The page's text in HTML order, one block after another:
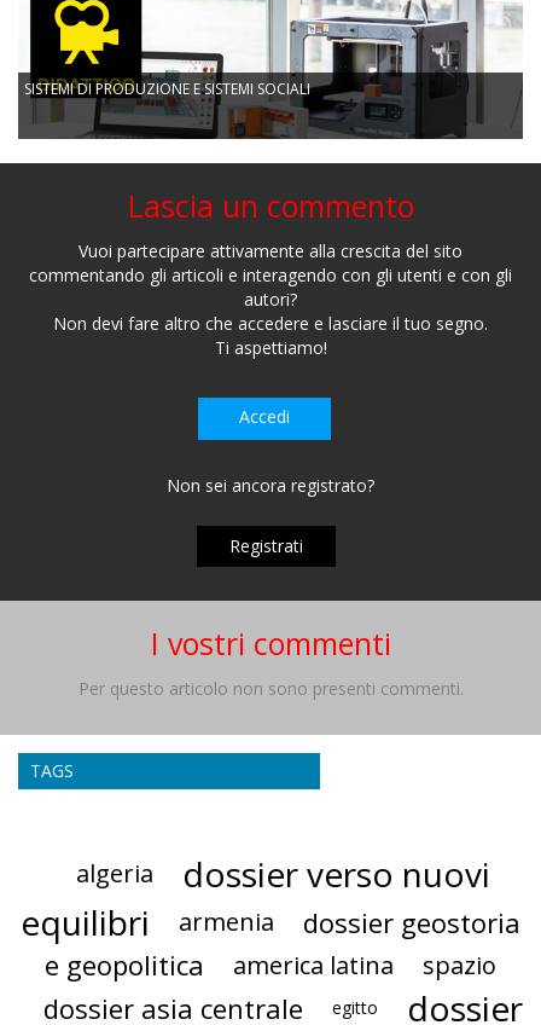
SISTEMI DI PRODUZIONE E SISTEMI SOCIALI
Lascia un commento
Vuoi partecipare attivamente alla crescita del sito
commentando gli articoli e interagendo con gli utenti e con gli
autori?
Non devi fare altro che accedere e lasciare il tuo segno.
Ti aspettiamo!
Accedi
Non sei ancora registrato?
Registrati
I vostri commenti
Per questo articolo non sono presenti commenti.
TAGS
algeria
dossier verso nuovi
equilibri
armenia
dossier geostoria
e geopolitica
america latina spazio
dossier asia centrale egitto dossier